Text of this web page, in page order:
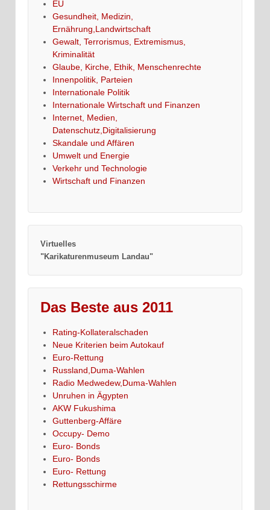
EU
Gesundheit, Medizin,
Ernährung,Landwirtschaft
Gewalt, Terrorismus, Extremismus,
Kriminalität
Glaube, Kirche, Ethik, Menschenrechte
Innenpolitik, Parteien
Internationale Politik
Internationale Wirtschaft und Finanzen
Internet, Medien,
Datenschutz,Digitalisierung
Skandale und Affären
Umwelt und Energie
Verkehr und Technologie
Wirtschaft und Finanzen
Virtuelles
"Karikaturenmuseum Landau"
Das Beste aus 2011
Rating-Kollateralschaden
Neue Kriterien beim Autokauf
Euro-Rettung
Russland,Duma-Wahlen
Radio Medwedew,Duma-Wahlen
Unruhen in Ägypten
AKW Fukushima
Guttenberg-Affäre
Occupy- Demo
Euro- Bonds
Euro- Bonds
Euro- Rettung
Rettungsschirme